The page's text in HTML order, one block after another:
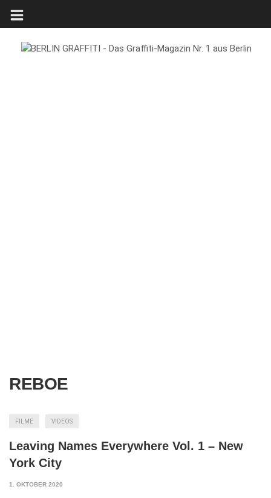
REBOE
FILME VIDEOS
Leaving Names Everywhere Vol. 1 – New
York City
1. OKTOBER 2020